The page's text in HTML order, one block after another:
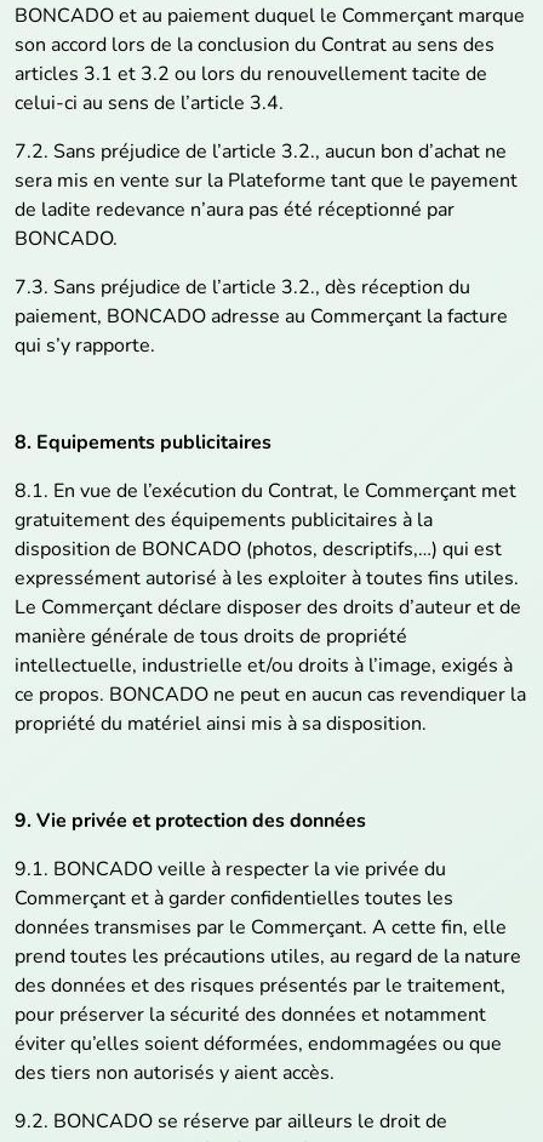
BONCADO et au paiement duquel le Commerçant marque
son accord lors de la conclusion du Contrat au sens des
articles 3.1 et 3.2 ou lors du renouvellement tacite de
celui-ci au sens de l’article 3.4.
7.2. Sans préjudice de l’article 3.2., aucun bon d’achat ne
sera mis en vente sur la Plateforme tant que le payement
de ladite redevance n’aura pas été réceptionné par
BONCADO.
7.3. Sans préjudice de l’article 3.2., dès réception du
paiement, BONCADO adresse au Commerçant la facture
qui s’y rapporte.
8. Equipements publicitaires
8.1. En vue de l’exécution du Contrat, le Commerçant met
gratuitement des équipements publicitaires à la
disposition de BONCADO (photos, descriptifs,…) qui est
expressément autorisé à les exploiter à toutes fins utiles.
Le Commerçant déclare disposer des droits d’auteur et de
manière générale de tous droits de propriété
intellectuelle, industrielle et/ou droits à l’image, exigés à
ce propos. BONCADO ne peut en aucun cas revendiquer la
propriété du matériel ainsi mis à sa disposition.
9. Vie privée et protection des données
9.1. BONCADO veille à respecter la vie privée du
Commerçant et à garder confidentielles toutes les
données transmises par le Commerçant. A cette fin, elle
prend toutes les précautions utiles, au regard de la nature
des données et des risques présentés par le traitement,
pour préserver la sécurité des données et notamment
éviter qu’elles soient déformées, endommagées ou que
des tiers non autorisés y aient accès.
9.2. BONCADO se réserve par ailleurs le droit de